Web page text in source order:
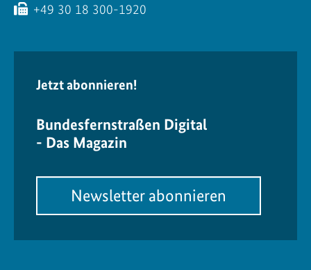
+49 30 18 300-1920
Jetzt abonnieren!
Bundesfernstraßen Digital
- Das Magazin
Newsletter abonnieren